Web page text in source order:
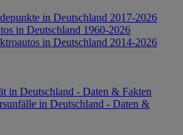
in Deutschland 2017-2026
in Deutschland 1960-2026
in Deutschland 2014-2026
in Deutschland - Daten & Fakten
in Deutschland - Daten &